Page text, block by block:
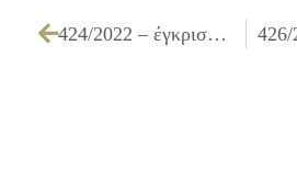
424/2022 – έγκριση 2ου αιτήματος μετάθεσης του χρόνου παράδοσης που αφορά στην «Προμήθεια οχημάτων για την ανανέωση του στόλου της Διεύθυνσης Διαχείρισης Απορριμμάτων και Πρασίνου», ως προς τις ομάδες Α΄ – Β΄- Γ΄